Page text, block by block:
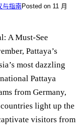
与指南Posted on 11 月
A Must-See
Pattaya’s
most dazzling
Pattaya
from Germany,
light up the
visitors from